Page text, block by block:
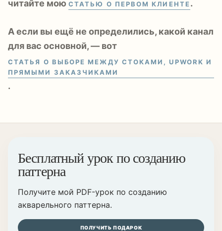
читайте мою СТАТЬЮ О ПЕРВОМ КЛИЕНТЕ.
А если вы ещё не определились, какой канал
для вас основной, — вот
СТАТЬЯ О ВЫБОРЕ МЕЖДУ СТОКАМИ, UPWORK И
ПРЯМЫМИ ЗАКАЗЧИКАМИ
.
Бесплатный урок по созданию
паттерна
Получите мой PDF-урок по созданию
акварельного паттерна.
ПОЛУЧИТЬ ПОДАРОК